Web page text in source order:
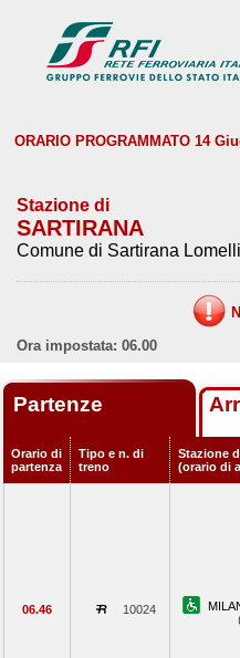
ORARIO PROGRAMMATO 14
Stazione di
SARTIRANA
Comune di Sartirana
Ora impostata: 06.00
Partenze
Orario di
partenza
Tipo e n. di
treno
Stazione
(orario di
06.46 10024